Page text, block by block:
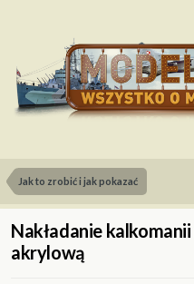
Jak to zrobić i jak pokazać
Nakładanie
akrylową